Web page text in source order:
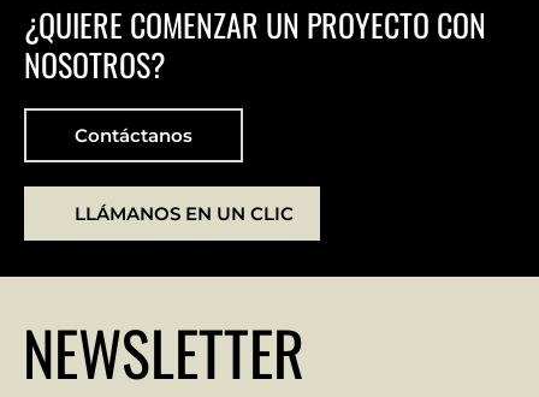
¿QUIERE COMENZAR UN PROYECTO CON
NOSOTROS?
Contáctanos
LLÁMANOS EN UN CLIC
NEWSLETTER